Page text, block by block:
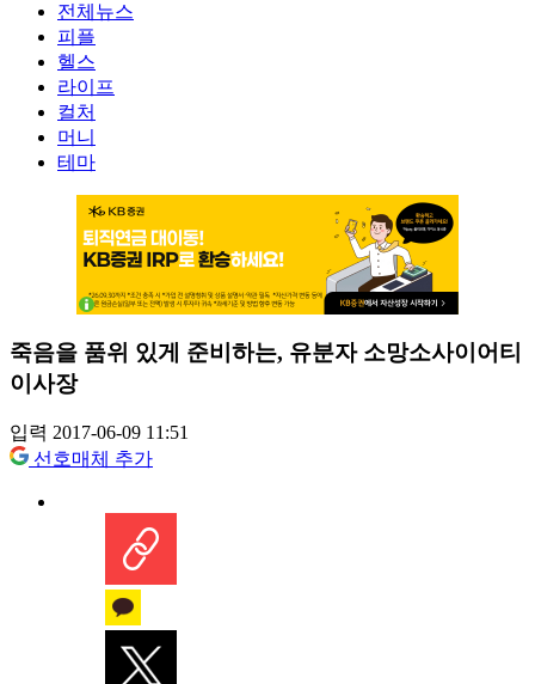
전체뉴스
피플
헬스
라이프
컬처
머니
테마
죽음을 품위 있게 준비하는, 유분자 소망소사이어티
이사장
입력 2017-06-09 11:51
선호매체 추가